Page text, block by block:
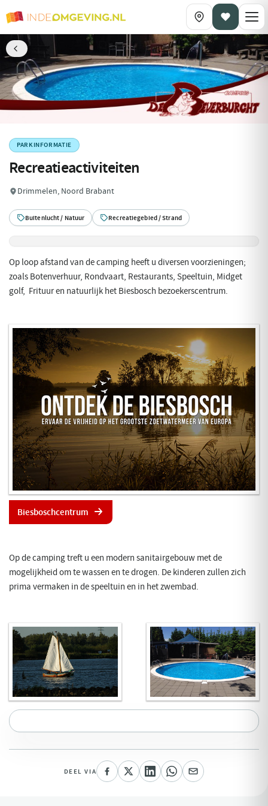
PARKINFORMATIE
Recreatieactiviteiten
Drimmelen, Noord Brabant
Buitenlucht / Natuur Recreatiegebied / Strand
Op loop afstand van de camping heeft u diversen voorzieningen;
zoals Botenverhuur, Rondvaart, Restaurants, Speeltuin, Midget
golf, Frituur en natuurlijk het Biesbosch bezoekerscentrum.
Biesboschcentrum
Op de camping treft u een modern sanitairgebouw met de
mogelijkheid om te wassen en te drogen. De kinderen zullen zich
prima vermaken in de speeltuin en in het zwembad.
DEEL VIA